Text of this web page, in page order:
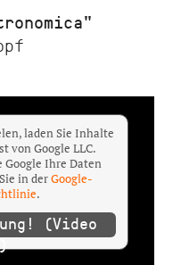
laden Sie Inhalte
von Google LLC.
Google Ihre Daten
in derGoogle-
.
(Video